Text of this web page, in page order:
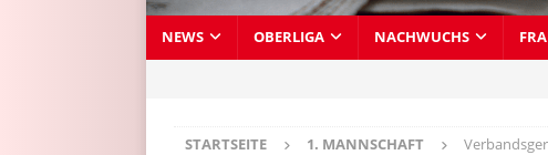
NEWS OBERLIGA NACHWUCHS
STARTSEITE 1. MANNSCHAFT